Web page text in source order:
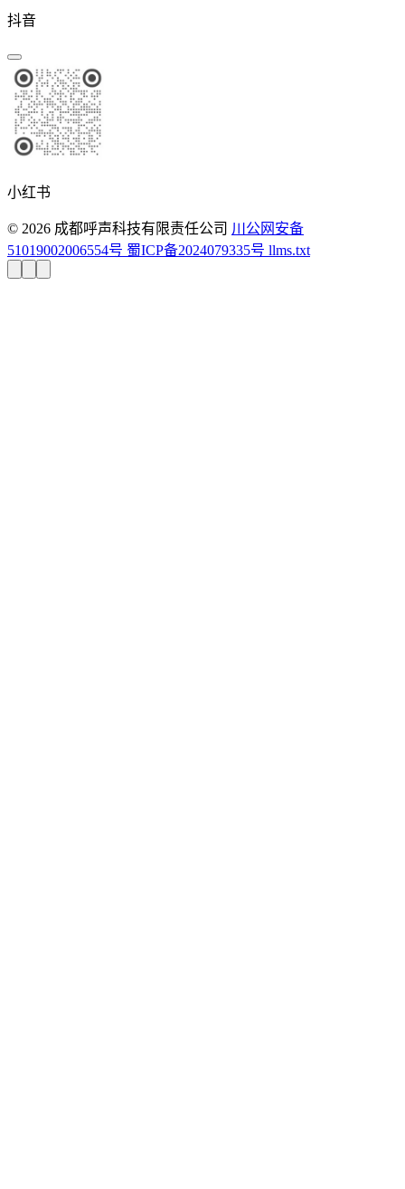
抖音
小红书
© 2026 成都呼声科技有限责任公司 川公网安备
51019002006554号 蜀ICP备2024079335号 llms.txt